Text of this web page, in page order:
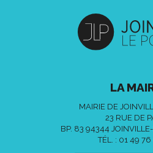
LA
MAIRIE DE
23 RUE DE
BP. 83 94344
TÉL. : 01 49